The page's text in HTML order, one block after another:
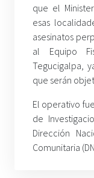
que el
esas
asesinatos
al Equipo
Tegucigalpa,
que serán
El operativo
de
Dirección
Comunitaria